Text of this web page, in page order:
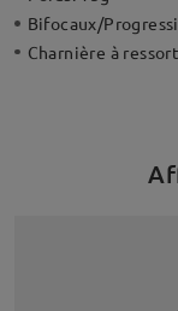
Bifocaux/
Charnière à